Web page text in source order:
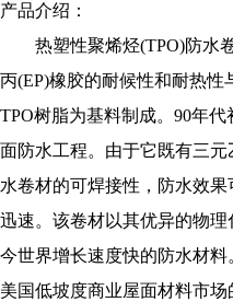
产品介绍：
热塑性聚烯烃(TPO)防水卷
丙(EP)橡胶的耐候性和耐热
TPO树脂为基料制成。90年
面防水工程。由于它既有三
水卷材的可焊接性，防水效
迅速。该卷材以其优异的物
今世界增长速度快的防水材料
美国低坡度商业屋面材料市